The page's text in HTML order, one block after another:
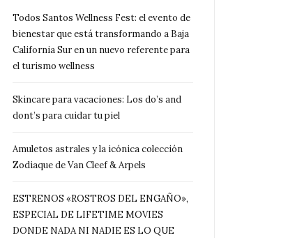
Todos Santos Wellness Fest: el evento de
bienestar que está transformando a Baja
California Sur en un nuevo referente para
el turismo wellness
Skincare para vacaciones: Los do’s and
dont’s para cuidar tu piel
Amuletos astrales y la icónica colección
Zodiaque de Van Cleef & Arpels
ESTRENOS «ROSTROS DEL ENGAÑO»,
ESPECIAL DE LIFETIME MOVIES
DONDE NADA NI NADIE ES LO QUE